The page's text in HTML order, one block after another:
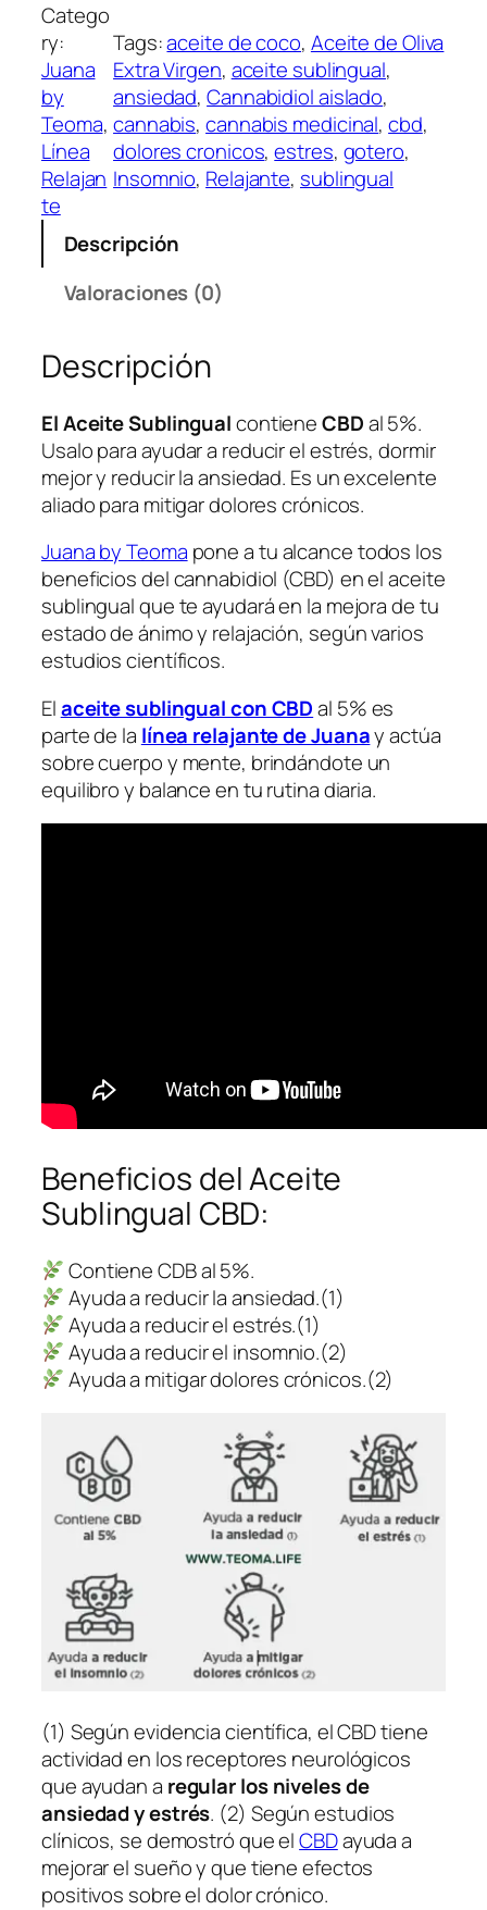
Catego
ry:
Juana
by
Teoma
Línea
Relajan
te
Tags:aceite de coco, Aceite de Oliva
Extra Virgen, aceite sublingual
ansiedad, Cannabidiol aislado
cannabis, cannabis medicinal, cbd
dolores cronicos, estres, gotero
Insomnio, Relajante, sublingual
Descripción
Valoraciones (0)
Descripción
El Aceite SublingualcontieneCBDal 5%.
Usalo para ayudar a reducir el estrés, dormir
mejor y reducir la ansiedad. Es un excelente
aliado para mitigar dolores crónicos.
Juana by Teoma pone a tu alcance todos los
beneficios del cannabidiol (CBD) en el aceite
sublingual que te ayudará en la mejora de tu
estado de ánimo y relajación, según varios
estudios científicos.
Elaceite sublingual con CBDal 5% es
parte de la línea relajante de Juanay actúa
sobre cuerpo y mente, brindándote un
equilibro y balance en tu rutina diaria.
Beneficios del Aceite
Sublingual CBD:
Contiene CDB al 5%.
Ayuda a reducir la ansiedad.(1)
Ayuda a reducir el estrés.(1)
Ayuda a reducir el insomnio.(2)
Ayuda a mitigar dolores crónicos.(2)
(1) Según evidencia científica, el CBD tiene
actividad en los receptores neurológicos
que ayudan a regular los niveles de
ansiedad y estrés. (2) Según estudios
clínicos, se demostró que elCBDayuda a
mejorar el sueño y que tiene efectos
positivos sobre el dolor crónico.